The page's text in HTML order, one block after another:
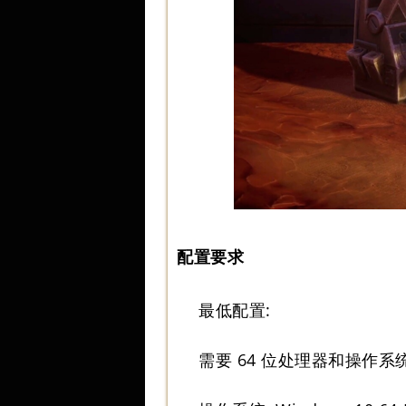
配置要求
最低配置:
需要 64 位处理器和操作系